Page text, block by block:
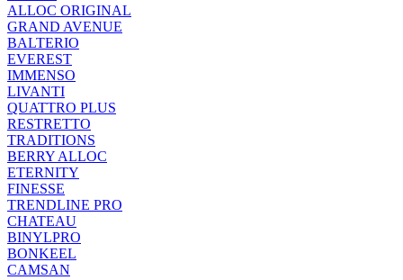
ALLOC ORIGINAL
GRAND AVENUE
BALTERIO
EVEREST
IMMENSO
LIVANTI
QUATTRO PLUS
RESTRETTO
TRADITIONS
BERRY ALLOC
ETERNITY
FINESSE
TRENDLINE PRO
CHATEAU
BINYLPRO
BONKEEL
CAMSAN